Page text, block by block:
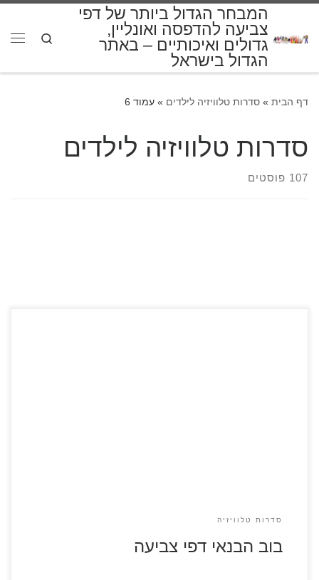
המבחר הגדול ביותר של דפי
צביעה להדפסה ואונליין,
גדולים ואיכותיים – באתר
הגדול בישראל
Search
דף הבית » סדרות טלוויזיה לילדים » עמוד 6
סדרות טלוויזיה לילדים
107 פוסטים
סדרות טלוויזיה
בוב הבנאי דפי צביעה